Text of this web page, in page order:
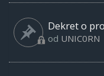
Dekret o
od UNIC0RN